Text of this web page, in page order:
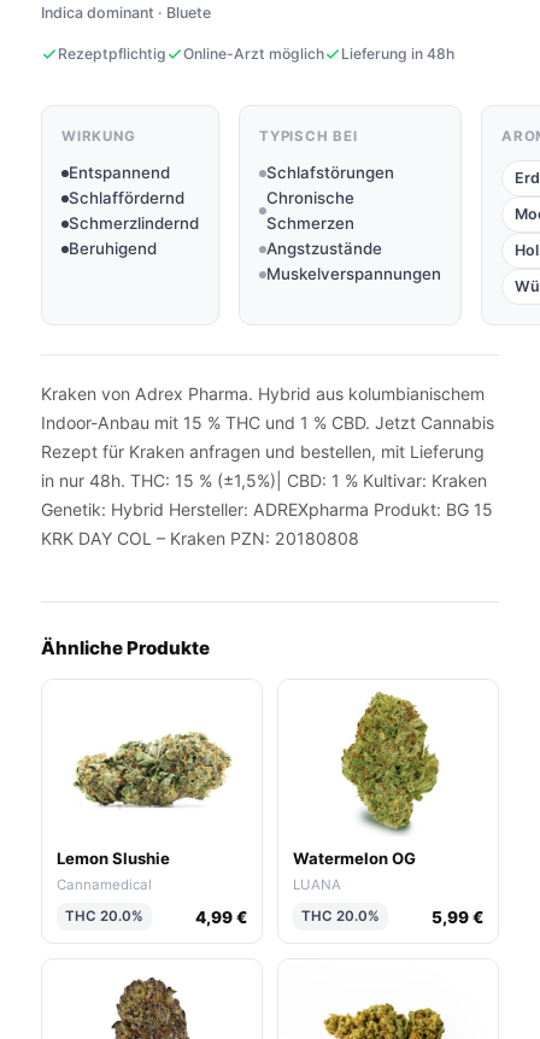
Indica dominant · Bluete
Rezeptpflichtig Online-Arzt möglich Lieferung in 48h
WIRKUNG
Entspannend
Schlaffördernd
Schmerzlindernd
Beruhigend
TYPISCH BEI
Schlafstörungen
Chronische
Schmerzen
Angstzustände
Muskelverspannungen
Kraken von Adrex Pharma. Hybrid aus kolumbianischem
Indoor-Anbau mit 15 % THC und 1 % CBD. Jetzt Cannabis
Rezept für Kraken anfragen und bestellen, mit Lieferung
in nur 48h. THC: 15 % (±1,5%)| CBD: 1 % Kultivar: Kraken
Genetik: Hybrid Hersteller: ADREXpharma Produkt: BG 15
KRK DAY COL – Kraken PZN: 20180808
Ähnliche Produkte
Lemon Slushie
Cannamedical
THC 20.0%
4,99 €
Watermelon OG
LUANA
THC 20.0%
5,99 €